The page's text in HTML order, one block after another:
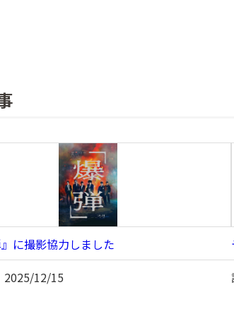
に撮影協力しました
2025/12/15